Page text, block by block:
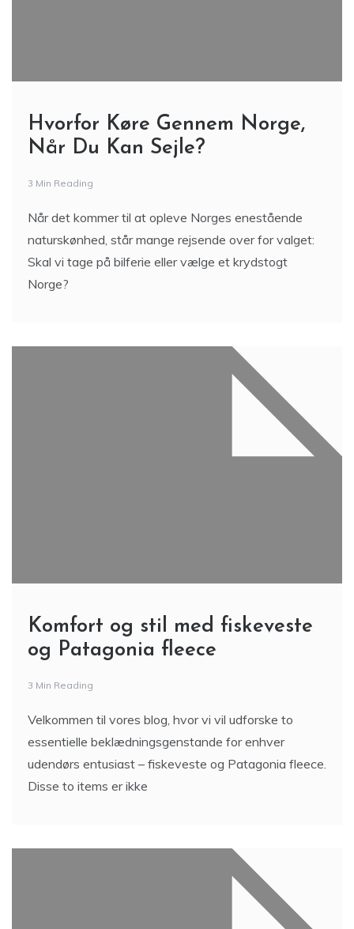
Hvorfor Køre Gennem Norge,
Når Du Kan Sejle?
3 Min Reading
Når det kommer til at opleve Norges enestående
naturskønhed, står mange rejsende over for valget:
Skal vi tage på bilferie eller vælge et krydstogt
Norge?
Komfort og stil med fiskeveste
og Patagonia fleece
3 Min Reading
Velkommen til vores blog, hvor vi vil udforske to
essentielle beklædningsgenstande for enhver
udendørs entusiast – fiskeveste og Patagonia fleece.
Disse to items er ikke